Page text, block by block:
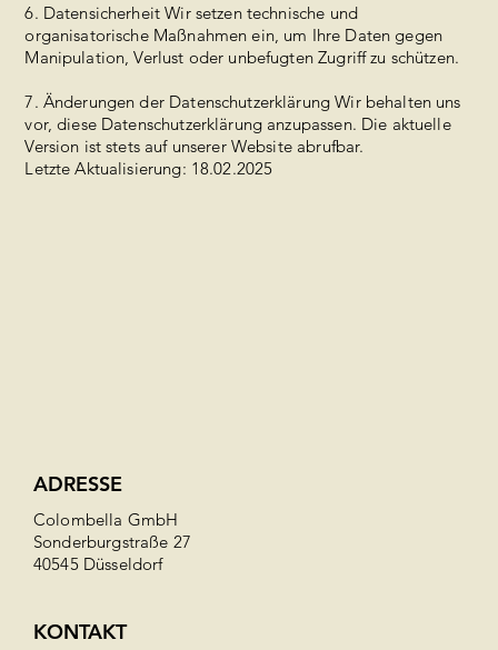
6. Datensicherheit Wir setzen technische und
organisatorische Maßnahmen ein, um Ihre Daten gegen
Manipulation, Verlust oder unbefugten Zugriff zu schützen.
7. Änderungen der Datenschutzerklärung Wir behalten uns
vor, diese Datenschutzerklärung anzupassen. Die aktuelle
Version ist stets auf unserer Website abrufbar.
Letzte Aktualisierung: 18.02.2025
ADRESSE
Colombella GmbH
Sonderburgstraße 27
40545 Düsseldorf
KONTAKT